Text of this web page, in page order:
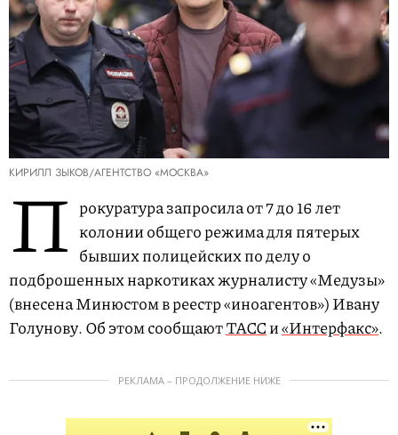
КИРИЛЛ ЗЫКОВ/АГЕНТСТВО «МОСКВА»
П рокуратура запросила от 7 до 16 лет
колонии общего режима для пятерых
бывших полицейских по делу о
подброшенных наркотиках журналисту «Медузы»
(внесена Минюстом в реестр «иноагентов») Ивану
Голунову. Об этом сообщаютТАССи«Интерфакс».
РЕКЛАМА – ПРОДОЛЖЕНИЕ НИЖЕ